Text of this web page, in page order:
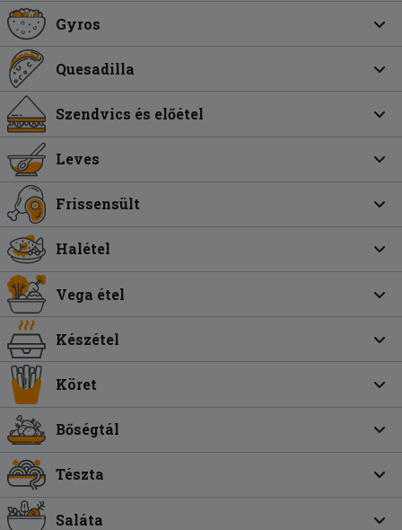
Gyros
Quesadilla
Szendvics és előétel
Leves
Frissensült
Halétel
Vega étel
Készétel
Köret
Bőségtál
Tészta
Saláta